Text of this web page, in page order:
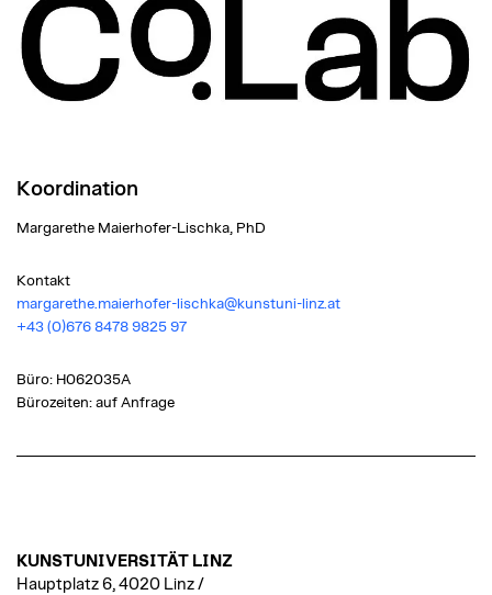
Koordination
Margarethe Maierhofer-Lischka, PhD
Kontakt
margarethe.maierhofer-lischka@kunstuni-linz.at
+43 (0)676 8478 9825 97
Büro: H062035A
Bürozeiten: auf Anfrage
KUNSTUNIVERSITÄT LINZ
Hauptplatz 6, 4020 Linz /